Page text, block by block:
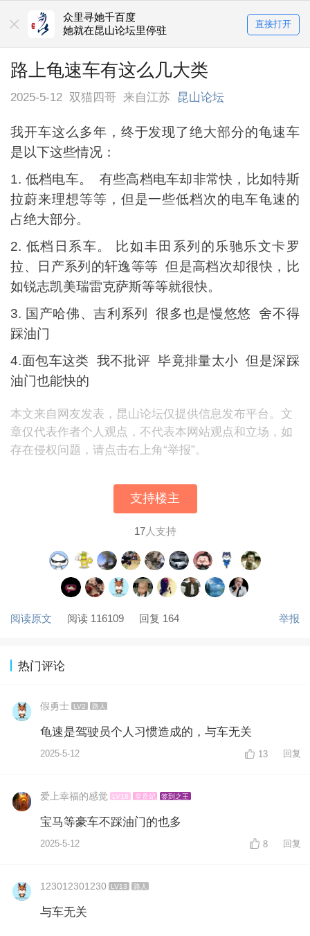
众里寻她千百度
她就在昆山论坛里停驻
直接打开
路上龟速车有这么几大类
2025-5-12 双猫四哥 来自江苏 昆山论坛
我开车这么多年，终于发现了绝大部分的龟速车
是以下这些情况：
1. 低档电车。 有些高档电车却非常快，比如特斯
拉蔚来理想等等，但是一些低档次的电车龟速的
占绝大部分。
2. 低档日系车。 比如丰田系列的乐驰乐文卡罗
拉、日产系列的轩逸等等 但是高档次却很快，比
如锐志凯美瑞雷克萨斯等等就很快。
3. 国产哈佛、吉利系列 很多也是慢悠悠 舍不得
踩油门
4.面包车这类 我不批评 毕竟排量太小 但是深踩
油门也能快的
本文来自网友发表，昆山论坛仅提供信息发布平台。文
章仅代表作者个人观点，不代表本网站观点和立场，如
存在侵权问题，请点击右上角“举报”。
支持楼主
17人支持
阅读原文 阅读 116109 回复 164 举报
热门评论
假勇士 LV2 路人
龟速是驾驶员个人习惯造成的，与车无关
2025-5-12 13 回复
爱上幸福的感觉 LV16 皇贵妃 签到之王
宝马等豪车不踩油门的也多
2025-5-12 8 回复
123012301230 LV13 路人
与车无关